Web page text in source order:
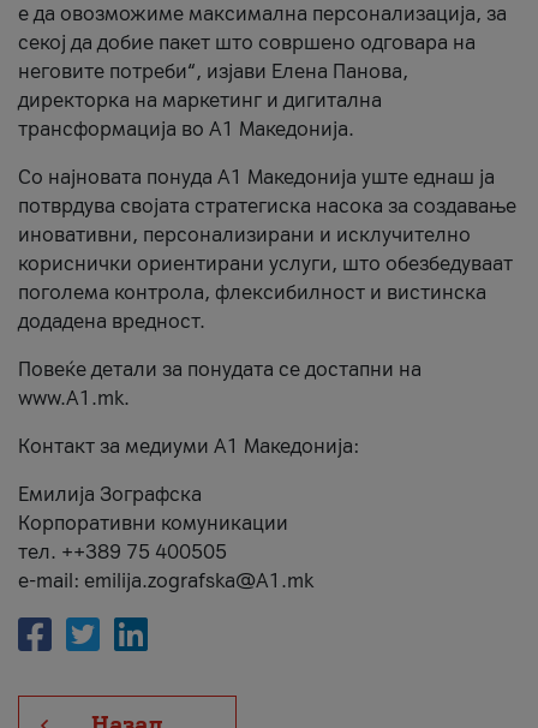
е да овозможиме максимална персонализација, за
секој да добие пакет што совршено одговара на
неговите потреби“, изјави Елена Панова,
директорка на маркетинг и дигитална
трансформација во А1 Македонија.
Со најновата понуда А1 Македонија уште еднаш ја
потврдува својата стратегиска насока за создавање
иновативни, персонализирани и исклучително
кориснички ориентирани услуги, што обезбедуваат
поголема контрола, флексибилност и вистинска
додадена вредност.
Повеќе детали за понудата се достапни на
www.А1.mk.
Контакт за медиуми А1 Македонија:
Емилија Зографска
Корпоративни комуникации
тел. ++389 75 400505
e-mail: emilija.zografska@A1.mk